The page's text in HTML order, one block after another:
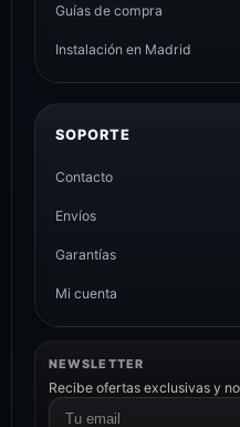
Guías de compra
Instalación en Madrid
SOPORTE
Contacto
Envíos
Garantías
Mi cuenta
NEWSLETTER
Recibe ofertas exclusivas y
Correo